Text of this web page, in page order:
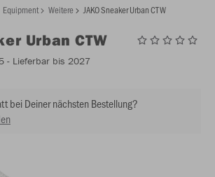
Equipment Weitere JAKO Sneaker Urban CTW
Urban CTW
- Lieferbar bis 2027
bei Deiner nächsten Bestellung?